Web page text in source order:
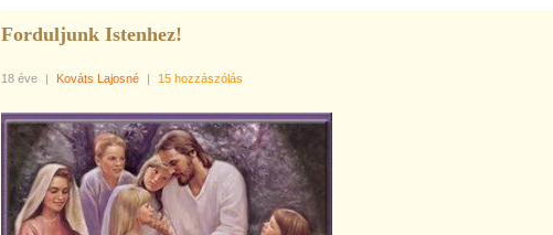
Forduljunk Istenhez!
18 éve | Kováts Lajosné | 15 hozzászólás